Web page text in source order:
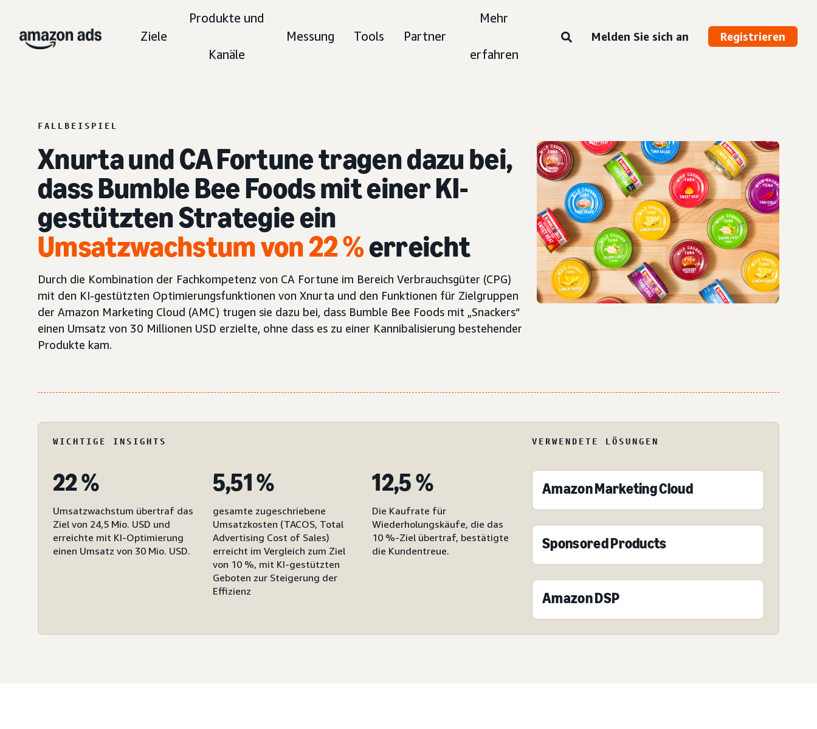
Ziele
Produkte und
Kanäle
Messung Tools Partner
Mehr
erfahren
Melden Sie sich an Registrieren
FALLBEISPIEL
Xnurta und CA Fortune tragen dazu bei,
dass Bumble Bee Foods mit einer KI-
gestützten Strategie ein
Umsatzwachstum von 22 %erreicht
Durch die Kombination der Fachkompetenz von CA Fortune im Bereich Verbrauchsgüter (CPG)
mit den KI-gestützten Optimierungsfunktionen von Xnurta und den Funktionen für Zielgruppen
der Amazon Marketing Cloud (AMC) trugen sie dazu bei, dass Bumble Bee Foods mit „Snackers“
einen Umsatz von 30 Millionen USD erzielte, ohne dass es zu einer Kannibalisierung bestehender
Produkte kam.
WICHTIGE INSIGHTS
22 %
Umsatzwachstum übertraf das
Ziel von 24,5 Mio. USD und
erreichte mit KI-Optimierung
einen Umsatz von 30 Mio. USD.
5,51 %
gesamte zugeschriebene
Umsatzkosten (TACOS, Total
Advertising Cost of Sales)
erreicht im Vergleich zum Ziel
von 10 %, mit KI-gestützten
Geboten zur Steigerung der
Effizienz
12,5 %
Die Kaufrate für
Wiederholungskäufe, die das
10 %-Ziel übertraf, bestätigte
die Kundentreue.
VERWENDETE LÖSUNGEN
Amazon Marketing Cloud
Sponsored Products
Amazon DSP